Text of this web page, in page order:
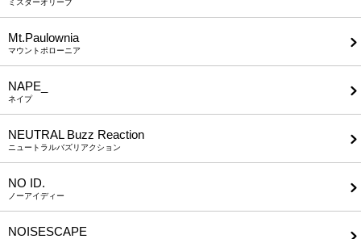
ミスターオリーブ
Mt.Paulownia
マウントポローニア
NAPE_
ネイプ
NEUTRAL Buzz Reaction
ニュートラルバズリアクション
NO ID.
ノーアイディー
NOISESCAPE